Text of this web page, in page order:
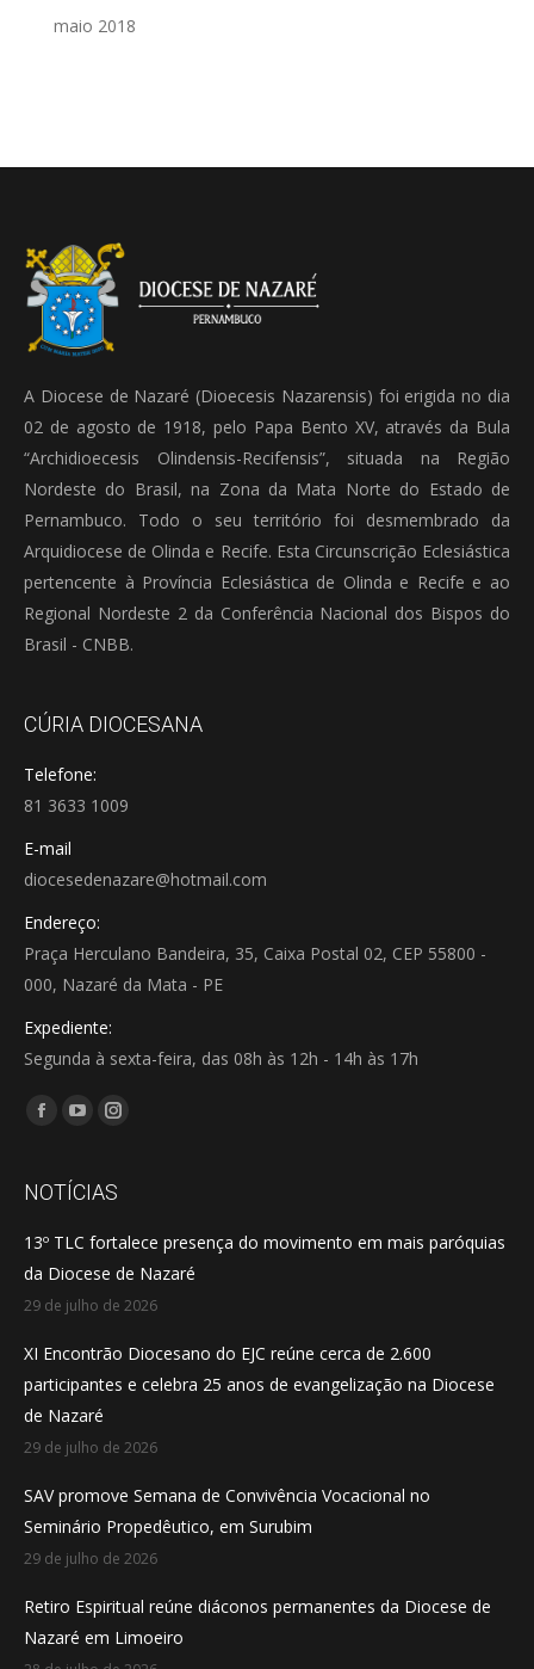
maio 2018
A Diocese de Nazaré (Dioecesis Nazarensis) foi erigida no dia
02 de agosto de 1918, pelo Papa Bento XV, através da Bula
“Archidioecesis Olindensis-Recifensis”, situada na Região
Nordeste do Brasil, na Zona da Mata Norte do Estado de
Pernambuco. Todo o seu território foi desmembrado da
Arquidiocese de Olinda e Recife. Esta Circunscrição Eclesiástica
pertencente à Província Eclesiástica de Olinda e Recife e ao
Regional Nordeste 2 da Conferência Nacional dos Bispos do
Brasil - CNBB.
CÚRIA DIOCESANA
Telefone:
81 3633 1009
E-mail
diocesedenazare@hotmail.com
Endereço:
Praça Herculano Bandeira, 35, Caixa Postal 02, CEP 55800 -
000, Nazaré da Mata - PE
Expediente:
Segunda à sexta-feira, das 08h às 12h - 14h às 17h
Encontre-nos em:
Facebook
opens
new
window
YouTube
opens
new
window
Instagram
opens
new
window
NOTÍCIAS
13º TLC fortalece presença do movimento em mais paróquias
da Diocese de Nazaré
29 de julho de 2026
XI Encontrão Diocesano do EJC reúne cerca de 2.600
participantes e celebra 25 anos de evangelização na Diocese
de Nazaré
29 de julho de 2026
SAV promove Semana de Convivência Vocacional no
Seminário Propedêutico, em Surubim
29 de julho de 2026
Retiro Espiritual reúne diáconos permanentes da Diocese de
Nazaré em Limoeiro